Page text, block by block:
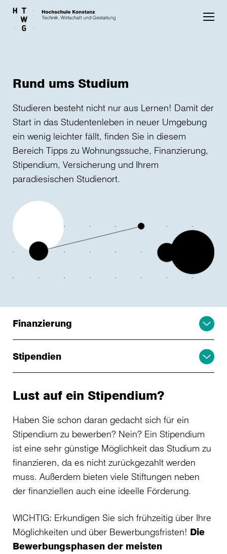
Skip to main content
Rund ums Studium
Studieren besteht nicht nur aus Lernen! Damit der
Start in das Studentenleben in neuer Umgebung
ein wenig leichter fällt, finden Sie in diesem
Bereich Tipps zu Wohnungssuche, Finanzierung,
Stipendium, Versicherung und Ihrem
paradiesischen Studienort.
Finanzierung
Stipendien
Lust auf ein Stipendium?
Haben Sie schon daran gedacht sich für ein
Stipendium zu bewerben? Nein? Ein Stipendium
ist eine sehr günstige Möglichkeit das Studium zu
finanzieren, da es nicht zurückgezahlt werden
muss. Außerdem bieten viele Stiftungen neben
der finanziellen auch eine ideelle Förderung.
WICHTIG: Erkundigen Sie sich frühzeitig über Ihre
Möglichkeiten und über Bewerbungsfristen! Die
Bewerbungsphasen der meisten